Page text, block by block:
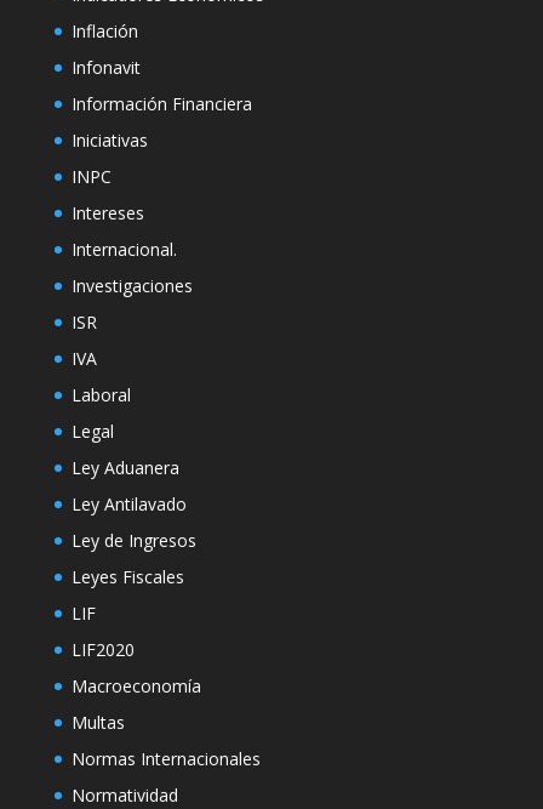
Inflación
Infonavit
Información Financiera
Iniciativas
INPC
Intereses
Internacional.
Investigaciones
ISR
IVA
Laboral
Legal
Ley Aduanera
Ley Antilavado
Ley de Ingresos
Leyes Fiscales
LIF
LIF2020
Macroeconomía
Multas
Normas Internacionales
Normatividad